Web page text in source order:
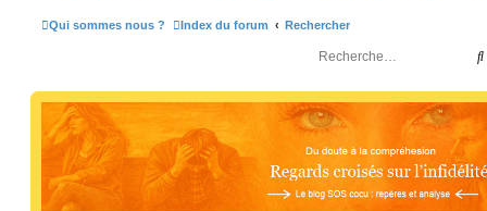
Qui sommes nous ? Index du forum Rechercher